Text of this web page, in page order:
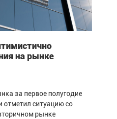
на рынке
за первое полугодие
отметил ситуацию со
рынке